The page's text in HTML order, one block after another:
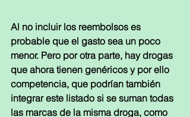
Al no incluir los reembolsos es
probable que el gasto sea un poco
menor. Pero por otra parte, hay drogas
que ahora tienen genéricos y por ello
competencia, que podrían también
integrar este listado si se suman todas
las marcas de la misma droga, como